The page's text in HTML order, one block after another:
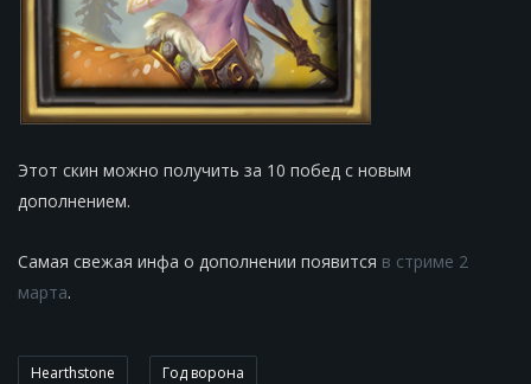
Этот скин можно получить за 10 побед с новым
дополнением.
Самая свежая инфа о дополнении появится в стриме 2
марта.
Hearthstone Год ворона